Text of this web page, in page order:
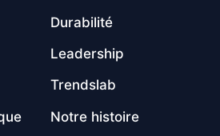
Durabilité
Leadership
Trendslab
Notre histoire